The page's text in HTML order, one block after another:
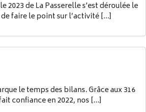
2023 de La Passerelle s’est déroulée le
faire le point sur l’activité […]
le temps des bilans. Grâce aux 316
confiance en 2022, nos […]